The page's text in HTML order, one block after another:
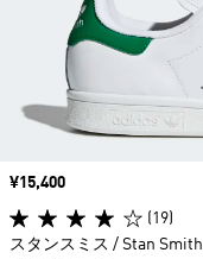
価格
¥15,400
(19)
スタンスミス / Stan Smith